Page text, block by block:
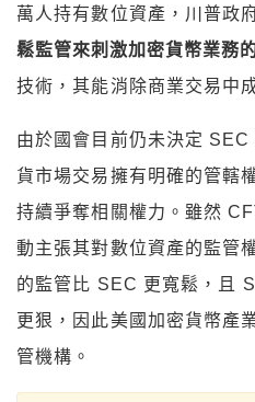
萬人持有數位資產，川普政
鬆監管來刺激加密貨幣業務
技術，其能消除商業交易中
由於國會目前仍未決定
貨市場交易擁有明確的管轄
持續爭奪相關權力。雖然
動主張其對數位資產的監管
的監管比 SEC 更寬鬆，且
更狠，因此美國加密貨幣產
管機構。